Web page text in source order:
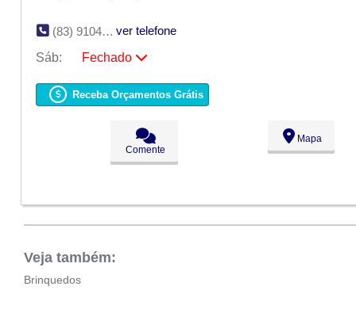
(83) 9104-9147
ver telefone
Sáb:
Fechado
Ter:
09:00 - 18:00
Qua:
09:00 - 18:00
09:00 - 18:00
Fechado
Fechado
Receba Orçamentos Grátis
Comente
Mapa
Veja também:
Brinquedos